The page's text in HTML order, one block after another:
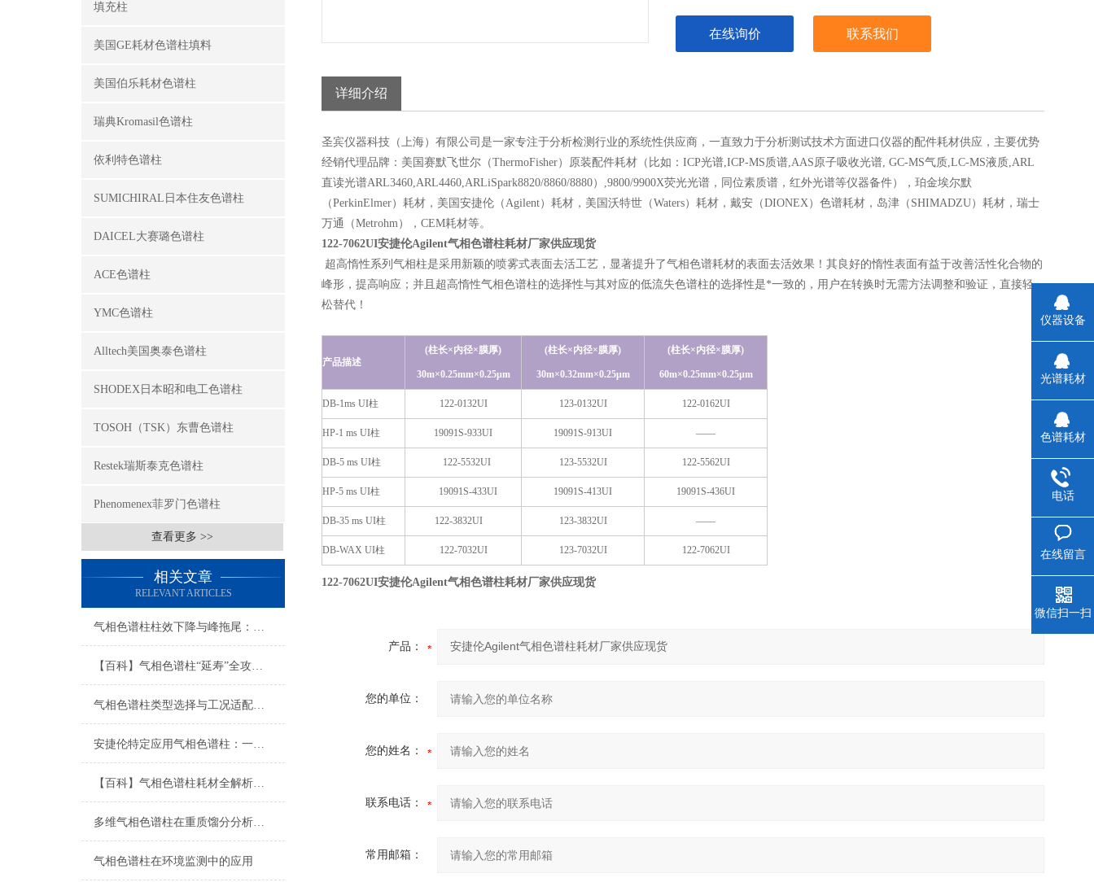
填充柱
美国GE耗材色谱柱填料
美国伯乐耗材色谱柱
瑞典Kromasil色谱柱
依利特色谱柱
SUMICHIRAL日本住友色谱柱
DAICEL大赛璐色谱柱
ACE色谱柱
YMC色谱柱
Alltech美国奥泰色谱柱
SHODEX日本昭和电工色谱柱
TOSOH（TSK）东曹色谱柱
Restek瑞斯泰克色谱柱
Phenomenex菲罗门色谱柱
查看更多 >>
相关文章
RELEVANT ARTICLES
气相色谱柱柱效下降与峰拖尾：成因分析与再生修复
【百科】气相色谱柱“延寿”全攻略：从正确安装、老化到日常维护的每一步
气相色谱柱类型选择与工况适配指南
安捷伦特定应用气相色谱柱：一站式解决复杂分析难题
【百科】气相色谱柱耗材全解析：从固定相到柱材质的选择指南
多维气相色谱柱在重质馏分分析中的应用实践
气相色谱柱在环境监测中的应用
在线询价 联系我们
详细介绍
圣宾仪器科技（上海）有限公司是一家专注于分析检测行业的系统性供应商，一直致力于分析测试技术方面进口仪器的配件耗材供应，主要优势
经销代理品牌：美国赛默飞世尔（ThermoFisher）原装配件耗材（比如：ICP光谱,ICP-MS质谱,AAS原子吸收光谱, GC-MS气质,LC-MS液质,ARL
直读光谱ARL3460,ARL4460,ARLiSpark8820/8860/8880）,9800/9900X荧光光谱，同位素质谱，红外光谱等仪器备件），珀金埃尔默
（PerkinElmer）耗材，美国安捷伦（Agilent）耗材，美国沃特世（Waters）耗材，戴安（DIONEX）色谱耗材，岛津（SHIMADZU）耗材，瑞士
万通（Metrohm），CEM耗材等。
122-7062UI安捷伦Agilent气相色谱柱耗材厂家供应现货
超高惰性系列气相柱是采用新颖的喷雾式表面去活工艺，显著提升了气相色谱耗材的表面去活效果！其良好的惰性表面有益于改善活性化合物的
峰形，提高响应；并且超高惰性气相色谱柱的选择性与其对应的低流失色谱柱的选择性是*一致的，用户在转换时无需方法调整和验证，直接轻
松替代！
产品描述
(柱长×内径× 膜厚)
30m×0.25mm×0.25μm
(柱长×内径× 膜厚)
30m×0.32mm×0.25μm
(柱长×内径× 膜厚)
60m×0.25mm×0.25μm
DB-1ms UI柱 122-0132UI 123-0132UI 122-0162UI
HP-1 ms UI柱 19091S-933UI 19091S-913UI ——
DB-5 ms UI柱 122-5532UI 123-5532UI 122-5562UI
HP-5 ms UI柱 19091S-433UI 19091S-413UI 19091S-436UI
DB-35 ms UI柱 122-3832UI 123-3832UI ——
DB-WAX UI柱 122-7032UI 123-7032UI 122-7062UI
122-7062UI安捷伦Agilent气相色谱柱耗材厂家供应现货
产品：
您的单位：
您的姓名：
联系电话：
常用邮箱：
仪器设备
光谱耗材
色谱耗材
电话
在线留言
微信扫一扫